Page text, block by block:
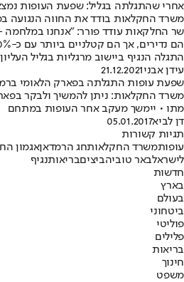
אחרי שהתגלתה בגליל: שפעת העופות
משרד החקלאות בודד את החווה הנגועה
שר החלקאות עודד פורר: "אנחנו
התגלה הנגיף ביישוב מרגליות בגליל העליון
עידן אבני21.12.2021
שפעת עופות התגלתה בפארק הלאומי
משרד החקלאות: ניתן להמשיך ולבקר בפארק
מתו • יימשך מעקב אחר העופות במתחם
דן לביא05.01.2017
תגיות קשורות
עופותמשרד החקלאותחג הרמדאןאגמון
לישראלבאר טוביהביציםבריאותנגיף
חדשות
בארץ
בעולם
ביטחוני
פוליטי
פלילים
בריאות
חינוך
משפט